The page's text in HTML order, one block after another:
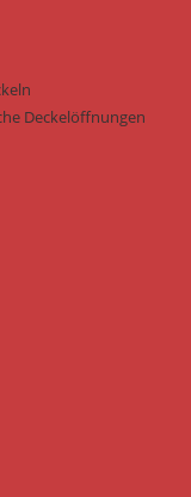
Deckelöffnungen